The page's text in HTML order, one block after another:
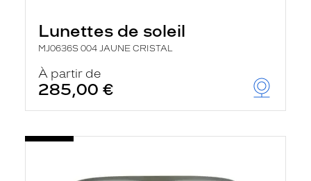
Lunettes de soleil
MJ0636S 004 JAUNE CRISTAL
À partir de
285,00 €